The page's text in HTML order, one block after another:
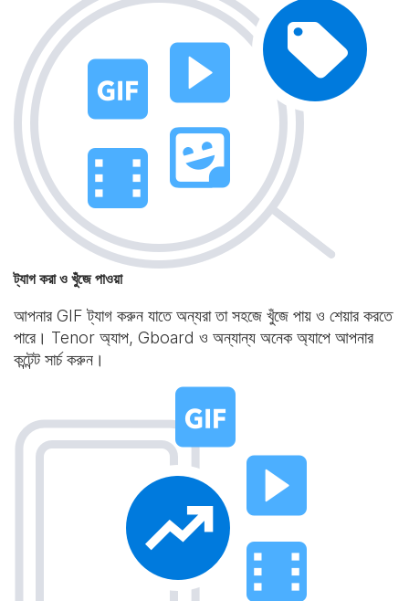
ট্যাগ করা ও খুঁজে পাওয়া
আপনার GIF ট্যাগ করুন যাতে অন্যরা তা সহজে খুঁজে পায় ও শেয়ার করতে
পারে। Tenor অ্যাপ, Gboard ও অন্যান্য অনেক অ্যাপে আপনার
কন্টেন্ট সার্চ করুন।